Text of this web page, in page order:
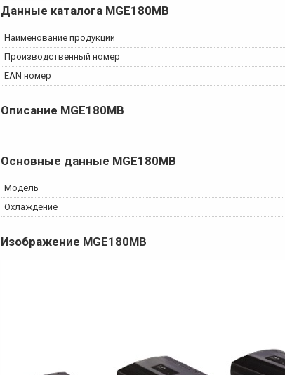
Данные каталога MGE180MB
Наименование продукции
Производственный номер
EAN номер
Описание MGE180MB
Основные данные MGE180MB
Модель
Охлаждение
Изображение MGE180MB